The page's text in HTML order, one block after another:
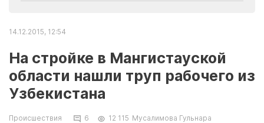
14.12.2015, 12:54
На стройке в Мангистауской
области нашли труп рабочего из
Узбекистана
Происшествия 6 12 115 Мусалимова Гульнара